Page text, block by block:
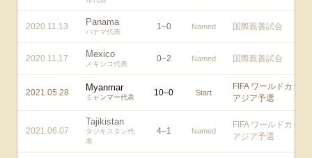
2020.11.13 Panama
パナマ代表
1–0 Named 国際親善試合
2020.11.17 Mexico
メキシコ代表
0–2 Named 国際親善試合
2021.05.28 Myanmar
ミャンマー代表 10–0 Start
FIFA ワールドカップ
アジア予選
2021.06.07
Tajikistan
タジキスタン代
表
4–1 Named
FIFA ワールドカップ
アジア予選